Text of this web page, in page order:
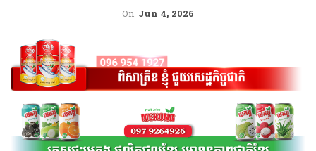
On Jun 4, 2026